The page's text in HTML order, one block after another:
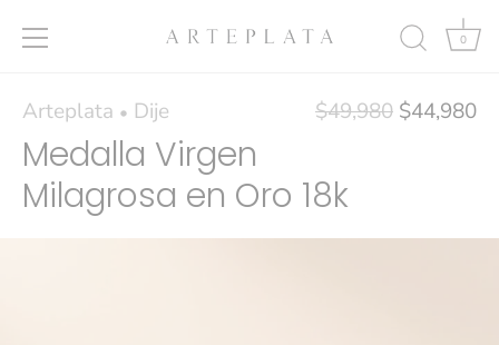
contenido
0
Arteplata • Dije $49,980 $44,980
Medalla Virgen
Milagrosa en Oro 18k